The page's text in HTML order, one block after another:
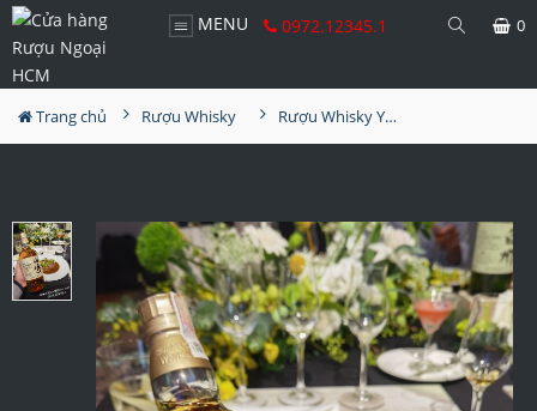
MENU 0972.12345.1 0
Trang chủ Rượu Whisky Rượu Whisky Yamazaki Golden Promise Edition